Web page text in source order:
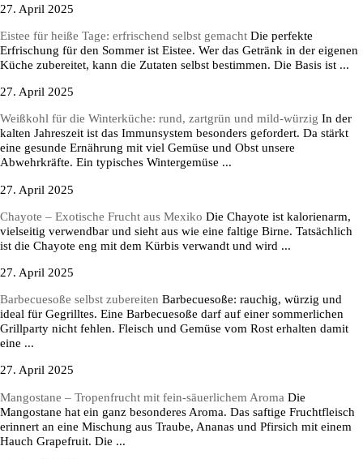
27. April 2025
Eistee für heiße Tage: erfrischend selbst gemacht Die perfekte
Erfrischung für den Sommer ist Eistee. Wer das Getränk in der eigenen
Küche zubereitet, kann die Zutaten selbst bestimmen. Die Basis ist ...
27. April 2025
Weißkohl für die Winterküche: rund, zartgrün und mild-würzig In der
kalten Jahreszeit ist das Immunsystem besonders gefordert. Da stärkt
eine gesunde Ernährung mit viel Gemüse und Obst unsere
Abwehrkräfte. Ein typisches Wintergemüse ...
27. April 2025
Chayote – Exotische Frucht aus Mexiko Die Chayote ist kalorienarm,
vielseitig verwendbar und sieht aus wie eine faltige Birne. Tatsächlich
ist die Chayote eng mit dem Kürbis verwandt und wird ...
27. April 2025
Barbecuesoße selbst zubereiten Barbecuesoße: rauchig, würzig und
ideal für Gegrilltes. Eine Barbecuesoße darf auf einer sommerlichen
Grillparty nicht fehlen. Fleisch und Gemüse vom Rost erhalten damit
eine ...
27. April 2025
Mangostane – Tropenfrucht mit fein-säuerlichem Aroma Die
Mangostane hat ein ganz besonderes Aroma. Das saftige Fruchtfleisch
erinnert an eine Mischung aus Traube, Ananas und Pfirsich mit einem
Hauch Grapefruit. Die ...